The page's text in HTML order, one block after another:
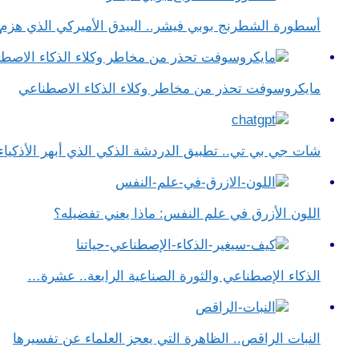
أسطورة الشطرنج بوبي فيشر.. البيدق الأميركي الذي
مايكروسوفت تحذر من مخاطر وكلاء الذكاء الاصطناعي
شات جي بي تي.. تطبيق الدردشة الذكي الذي أبهر
اللون الأزرق في علم النفس​: ماذا يعني تفضيله؟
الذكاء الإصطناعي والثورة الصناعية الرابعة.. عشرة…
النبات الراقص.. الظاهرة التي يعجز العلماء عن تفسيرها